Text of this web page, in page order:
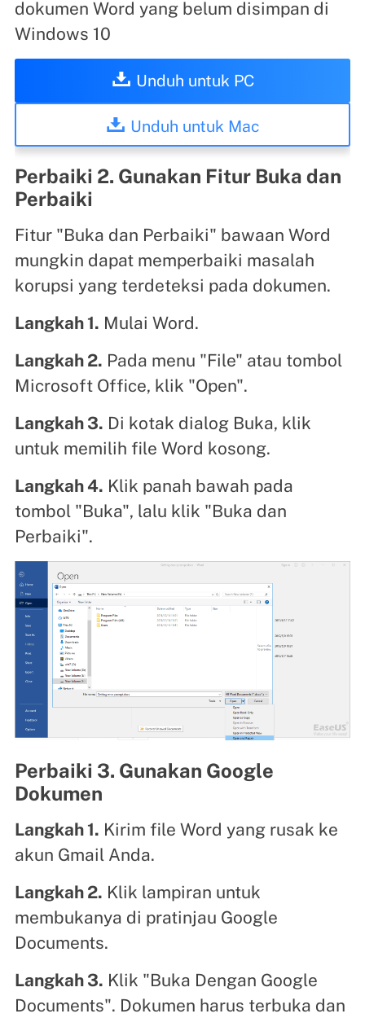
dokumen Word yang belum disimpan di
Windows 10
Unduh untuk PC
Unduh untuk Mac
Perbaiki 2. Gunakan Fitur Buka dan
Perbaiki
Fitur "Buka dan Perbaiki" bawaan Word
mungkin dapat memperbaiki masalah
korupsi yang terdeteksi pada dokumen.
Langkah 1. Mulai Word.
Langkah 2. Pada menu "File" atau tombol
Microsoft Office, klik "Open".
Langkah 3. Di kotak dialog Buka, klik
untuk memilih file Word kosong.
Langkah 4. Klik panah bawah pada
tombol "Buka", lalu klik "Buka dan
Perbaiki".
Perbaiki 3. Gunakan Google
Dokumen
Langkah 1. Kirim file Word yang rusak ke
akun Gmail Anda.
Langkah 2. Klik lampiran untuk
membukanya di pratinjau Google
Documents.
Langkah 3. Klik "Buka Dengan Google
Documents". Dokumen harus terbuka dan